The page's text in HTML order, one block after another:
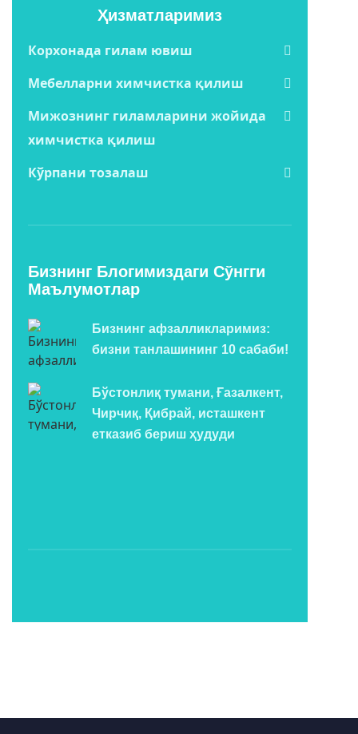
Ҳизматларимиз
Корхонада гилам ювиш
Мебелларни химчистка қилиш
Мижознинг гиламларини жойида
химчистка қилиш
Кўрпани тозалаш
Бизнинг Блогимиздаги Сўнгги
Маълумотлар
Бизнинг афзалликларимиз:
бизни танлашининг 10 сабаби!
Бўстонлиқ тумани, Ғазалкент,
Чирчиқ, Қибрай, исташкент
етказиб бериш ҳудуди